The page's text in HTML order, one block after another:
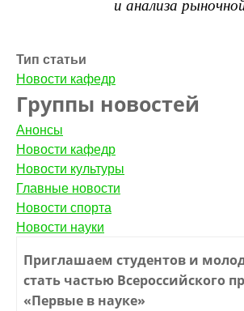
и анализа
Тип статьи
Новости кафедр
Группы новостей
Анонсы
Новости кафедр
Новости культуры
Главные новости
Новости спорта
Новости науки
Приглашаем студентов и
стать частью Всероссийского
«Первые в науке»